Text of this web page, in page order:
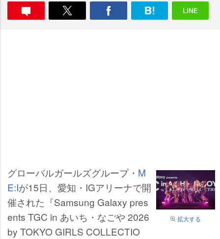
拡大する
グローバルガールズグループ・ M
E:Iが15日、愛知・IGアリーナで開
催された『Samsung Galaxy pres
ents TGC in あいち・なごや 2026
by TOKYO GIRLS COLLECTIO